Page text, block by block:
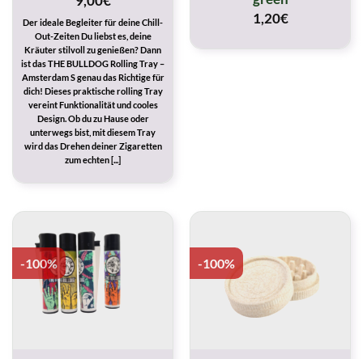
Der ideale Begleiter für deine Chill-
Out-Zeiten Du liebst es, deine
Kräuter stilvoll zu genießen? Dann
ist das THE BULLDOG Rolling Tray –
Amsterdam S genau das Richtige für
dich! Dieses praktische rolling Tray
vereint Funktionalität und cooles
Design. Ob du zu Hause oder
unterwegs bist, mit diesem Tray
wird das Drehen deiner Zigaretten
zum echten [...]
1,20€
-100% -100%